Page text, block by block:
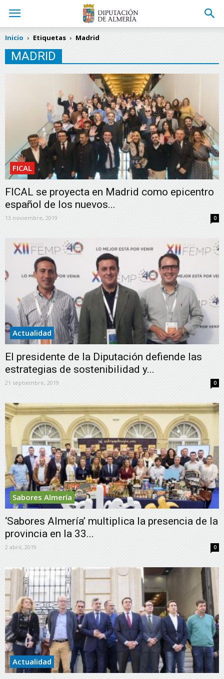
Inicio Etiquetas Madrid
MADRID
FICAL
FICAL se proyecta en Madrid como epicentro
español de los nuevos...
13 noviembre, 2019 0
Actualidad
El presidente de la Diputación defiende las
estrategias de sostenibilidad y...
21 septiembre, 2019 0
Sabores Almería
‘Sabores Almería’ multiplica la presencia de la
provincia en la 33...
2 abril, 2019 0
Actualidad